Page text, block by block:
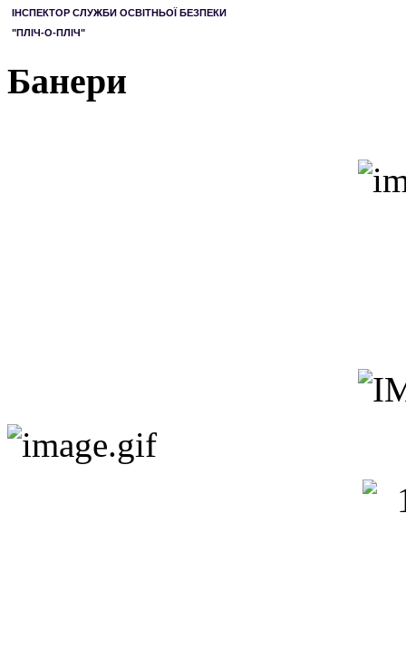
ІНСПЕКТОР СЛУЖБИ ОСВІТНЬОЇ БЕЗПЕКИ
"ПЛІЧ-О-ПЛІЧ"
Банери